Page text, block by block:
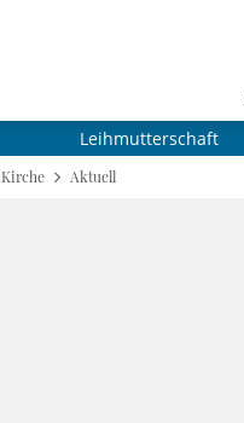
Leihmutterschaft
Kirche Aktuell